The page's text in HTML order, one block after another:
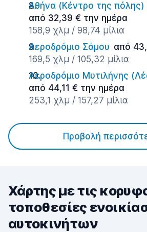
Αθήνα (Κέντρο της πόλης)
από 32,39 € την ημέρα
158,9 χλμ / 98,74 μίλια
Αεροδρόμιο Σάμου από
169,5 χλμ / 105,32 μίλια
Αεροδρόμιο Μυτιλήνης
από 44,11 € την ημέρα
253,1 χλμ / 157,27 μίλια
Προβολή
Χάρτης με τις
τοποθεσίες
αυτοκινήτων